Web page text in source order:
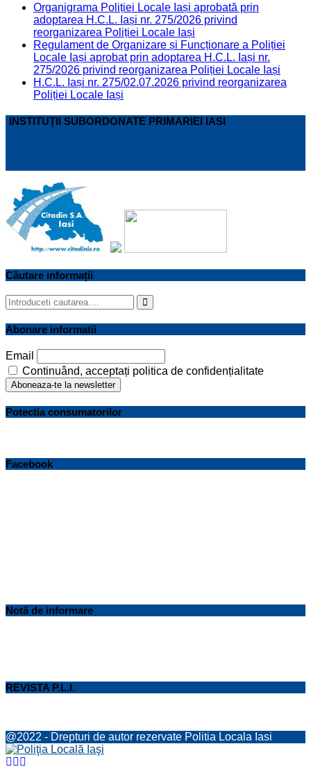
Organigrama Poliției Locale Iași aprobată prin
adoptarea H.C.L. Iași nr. 275/2026 privind
reorganizarea Poliției Locale Iași
Regulament de Organizare și Funcționare a Poliției
Locale Iași aprobat prin adoptarea H.C.L. Iași nr.
275/2026 privind reorganizarea Poliției Locale Iași
H.C.L. Iași nr. 275/02.07.2026 privind reorganizarea
Poliției Locale Iași
INSTITUȚII SUBORDONATE PRIMARIEI IASI
Căutare informații
Search
for:
Search
Abonare informatii
Email
Continuând, acceptați politica de confidențialitate
Potectia consumatorilor
Facebook
Notă de informare
REVISTA P.L.I.
@2022 - Drepturi de autor rezervate Politia Locala Iasi
Facebook
Twitter